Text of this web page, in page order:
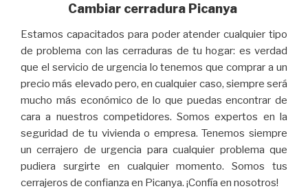
Cambiar cerradura Picanya
Estamos capacitados para poder atender cualquier tipo
de problema con las cerraduras de tu hogar: es verdad
que el servicio de urgencia lo tenemos que comprar a un
precio más elevado pero, en cualquier caso, siempre será
mucho más económico de lo que puedas encontrar de
cara a nuestros competidores. Somos expertos en la
seguridad de tu vivienda o empresa. Tenemos siempre
un cerrajero de urgencia para cualquier problema que
pudiera surgirte en cualquier momento. Somos tus
cerrajeros de confianza en Picanya. ¡Confía en nosotros!